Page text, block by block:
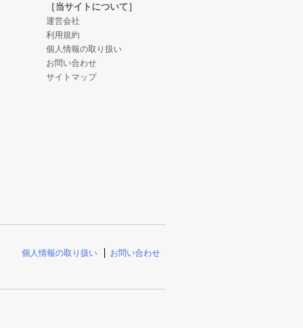
［当サイトについて］
運営会社
利用規約
個人情報の取り扱い
お問い合わせ
サイトマップ
個人情報の取り扱い
お問い合わせ